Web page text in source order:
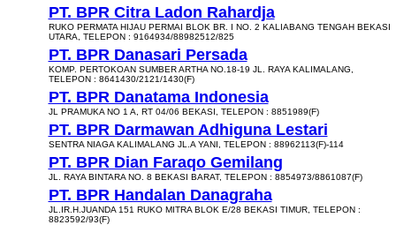
PT. BPR Citra Ladon Rahardja
RUKO PERMATA HIJAU PERMAI BLOK BR. I NO. 2 KALIABANG TENGAH BEKASI
UTARA, TELEPON : 9164934/88982512/825
PT. BPR Danasari Persada
KOMP. PERTOKOAN SUMBER ARTHA NO.18-19 JL. RAYA KALIMALANG,
TELEPON : 8641430/2121/1430(F)
PT. BPR Danatama Indonesia
JL PRAMUKA NO 1 A, RT 04/06 BEKASI, TELEPON : 8851989(F)
PT. BPR Darmawan Adhiguna Lestari
SENTRA NIAGA KALIMALANG JL.A YANI, TELEPON : 88962113(F)-114
PT. BPR Dian Faraqo Gemilang
JL. RAYA BINTARA NO. 8 BEKASI BARAT, TELEPON : 8854973/8861087(F)
PT. BPR Handalan Danagraha
JL.IR.H.JUANDA 151 RUKO MITRA BLOK E/28 BEKASI TIMUR, TELEPON :
8823592/93(F)